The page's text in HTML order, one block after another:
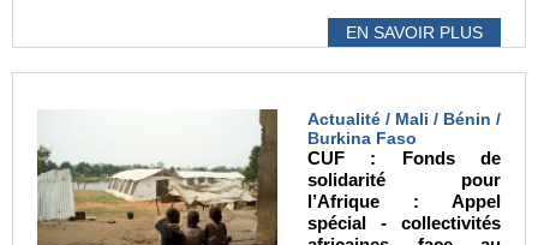
EN SAVOIR PLUS
Actualité / Mali / Bénin /
Burkina Faso
CUF : Fonds de
solidarité pour
l’Afrique : Appel
spécial - collectivités